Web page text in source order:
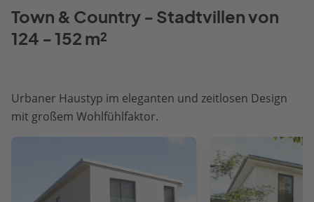
Town & Country - Stadtvillen von
124 - 152 m²
Urbaner Haustyp im eleganten und zeitlosen Design
mit großem Wohlfühlfaktor.